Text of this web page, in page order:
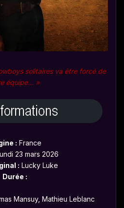
solitaires va être forcé de
équipe… »
: France
23 mars 2026
: Lucky Luke
Durée :
Mansuy, Mathieu Leblanc